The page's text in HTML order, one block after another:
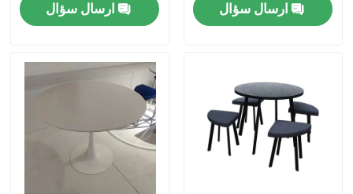
درباره ما
کنترل کیفیت
با ما تماس بگیرید
ارسال سؤال
ارسال سؤال